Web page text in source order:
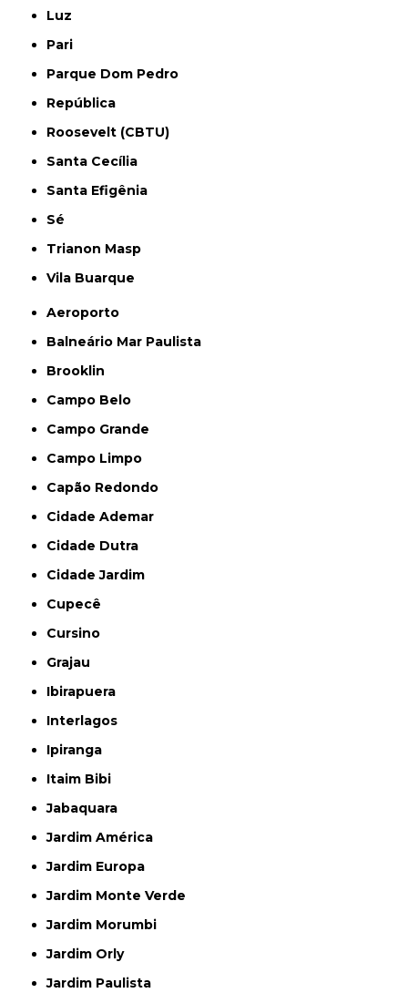
Luz
Pari
Parque Dom Pedro
República
Roosevelt (CBTU)
Santa Cecília
Santa Efigênia
Sé
Trianon Masp
Vila Buarque
Aeroporto
Balneário Mar Paulista
Brooklin
Campo Belo
Campo Grande
Campo Limpo
Capão Redondo
Cidade Ademar
Cidade Dutra
Cidade Jardim
Cupecê
Cursino
Grajau
Ibirapuera
Interlagos
Ipiranga
Itaim Bibi
Jabaquara
Jardim América
Jardim Europa
Jardim Monte Verde
Jardim Morumbi
Jardim Orly
Jardim Paulista